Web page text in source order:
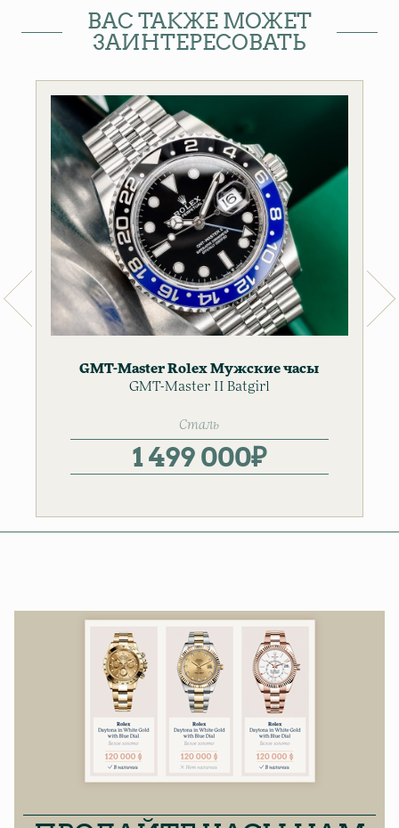
ВАС ТАКЖЕ МОЖЕТ
ЗАИНТЕРЕСОВАТЬ
GMT-Master Rolex Мужские часы
GMT-Master II Batgirl
Сталь
1 499 000₽